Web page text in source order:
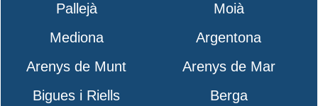
Pallejà
Moià
Mediona
Argentona
Arenys de Munt
Arenys de Mar
Bigues i Riells
Berga